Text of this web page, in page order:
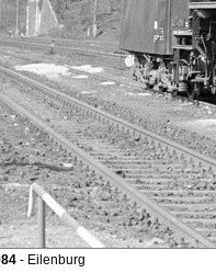
- Eilenburg